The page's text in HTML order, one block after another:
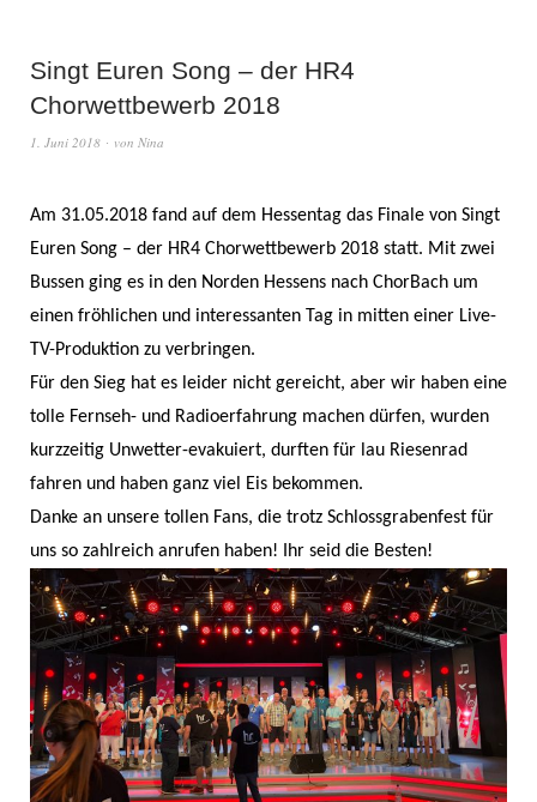
Singt Euren Song – der HR4
Chorwettbewerb 2018
1. Juni 2018 von Nina
Am 31.05.2018 fand auf dem Hessentag das Finale von Singt
Euren Song – der HR4 Chorwettbewerb 2018 statt. Mit zwei
Bussen ging es in den Norden Hessens nach ChorBach um
einen fröhlichen und interessanten Tag in mitten einer Live-
TV-Produktion zu verbringen.
Für den Sieg hat es leider nicht gereicht, aber wir haben eine
tolle Fernseh- und Radioerfahrung machen dürfen, wurden
kurzzeitig Unwetter-evakuiert, durften für lau Riesenrad
fahren und haben ganz viel Eis bekommen.
Danke an unsere tollen Fans, die trotz Schlossgrabenfest für
uns so zahlreich anrufen haben! Ihr seid die Besten!